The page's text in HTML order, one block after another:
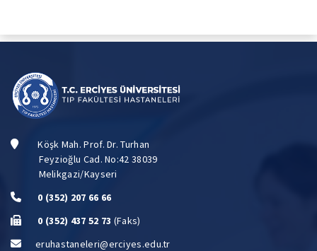
Köşk Mah. Prof. Dr. Turhan
Feyzioğlu Cad. No:42 38039
Melikgazi/Kayseri
0 (352) 207 66 66
0 (352) 437 52 73 (Faks)
eruhastaneleri@erciyes.edu.tr